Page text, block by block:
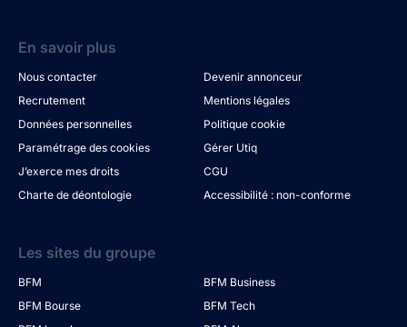
En savoir plus
Nous contacter
Devenir annonceur
Recrutement
Mentions légales
Données personnelles
Politique cookie
Paramétrage des cookies
Gérer Utiq
J’exerce mes droits
CGU
Charte de déontologie
Accessibilité : non-conforme
Les sites du groupe
BFM
BFM Business
BFM Bourse
BFM Tech